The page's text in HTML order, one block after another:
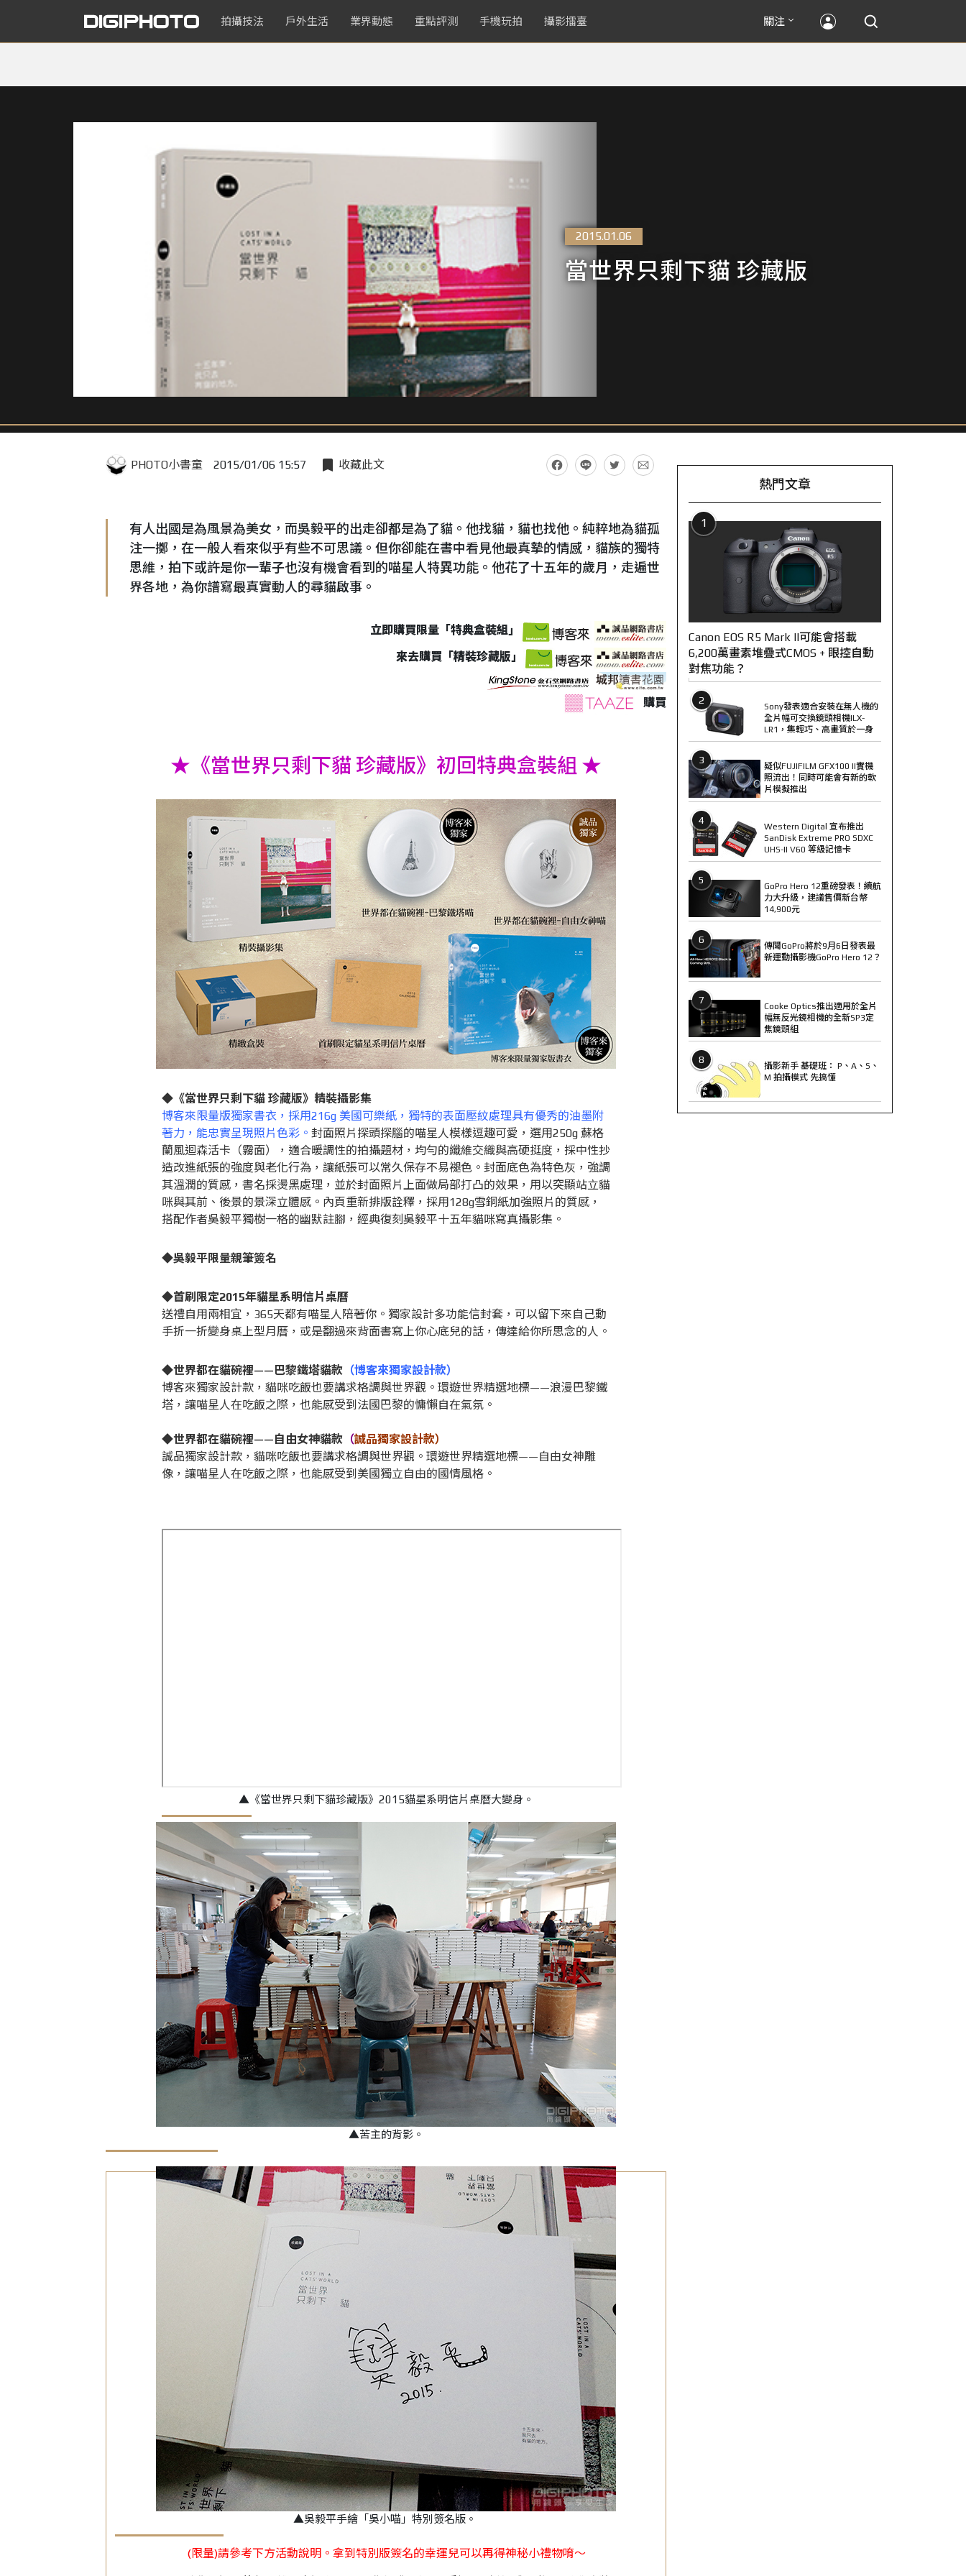
拍攝技法 戶外生活 業界動態 重點評測 手機玩拍 攝影擂臺 關注
2015.01.06
當世界只剩下貓 珍藏版
PHOTO小書童 2015/01/06 15:57 收藏此文
有人出國是為風景為美女，而吳毅平的出走卻都是為了貓。他找貓，貓也找他。純粹地為貓孤
注一擲，在一般人看來似乎有些不可思議。但你卻能在書中看見他最真摯的情感，貓族的獨特
思維，拍下或許是你一輩子也沒有機會看到的喵星人特異功能。他花了十五年的歲月，走遍世
界各地，為你譜寫最真實動人的尋貓啟事。
立即購買限量「特典盒裝組」
來去購買「精裝珍藏版」
購買
★《當世界只剩下貓 珍藏版》初回特典盒裝組 ★
◆《當世界只剩下貓 珍藏版》精裝攝影集
博客來限量版獨家書衣，採用216g 美國可樂紙，獨特的表面壓紋處理具有優秀的油墨附
著力，能忠實呈現照片色彩。 封面照片探頭探腦的喵星人模樣逗趣可愛，選用250g 蘇格
蘭風迴森活卡（霧面），適合暖調性的拍攝題材，均勻的纖維交織與高硬挺度，採中性抄
造改進紙張的強度與老化行為，讓紙張可以常久保存不易褪色。封面底色為特色灰，強調
其溫潤的質感，書名採燙黑處理，並於封面照片上面做局部打凸的效果，用以突顯站立貓
咪與其前、後景的景深立體感。內頁重新排版詮釋，採用128g雪銅紙加強照片的質感，
搭配作者吳毅平獨樹一格的幽默註腳，經典復刻吳毅平十五年貓咪寫真攝影集。
◆吳毅平限量親筆簽名
◆首刷限定2015年貓星系明信片桌曆
送禮自用兩相宜，365天都有喵星人陪著你。獨家設計多功能信封套，可以留下來自己動
手折一折變身桌上型月曆，或是翻過來背面書寫上你心底兒的話，傳達給你所思念的人。
◆世界都在貓碗裡——巴黎鐵塔貓款（博客來獨家設計款）
博客來獨家設計款，貓咪吃飯也要講求格調與世界觀。環遊世界精選地標——浪漫巴黎鐵
塔，讓喵星人在吃飯之際，也能感受到法國巴黎的慵懶自在氣氛。
◆世界都在貓碗裡——自由女神貓款（誠品獨家設計款）
誠品獨家設計款，貓咪吃飯也要講求格調與世界觀。環遊世界精選地標——自由女神雕
像，讓喵星人在吃飯之際，也能感受到美國獨立自由的國情風格。
▲《當世界只剩下貓珍藏版》2015貓星系明信片桌曆大變身。
▲苦主的背影。
▲吳毅平手繪「吳小喵」特別簽名版。
(限量)請參考下方活動說明。拿到特別版簽名的幸運兒可以再得神秘小禮物唷～
熱門文章
1
Canon EOS R5 Mark II可能會搭載
6,200萬畫素堆疊式CMOS + 眼控自動
對焦功能？
2
Sony發表適合安裝在無人機的
全片幅可交換鏡頭相機ILX-
LR1，集輕巧、高畫質於一身
3
疑似FUJIFILM GFX100 II實機
照流出！同時可能會有新的軟
片模擬推出
4
Western Digital 宣布推出
SanDisk Extreme PRO SDXC
UHS-II V60 等級記憶卡
5
GoPro Hero 12重磅發表！續航
力大升級，建議售價新台幣
14,900元
6
傳聞GoPro將於9月6日發表最
新運動攝影機GoPro Hero 12？
7
Cooke Optics推出適用於全片
幅無反光鏡相機的全新SP3定
焦鏡頭組
8
攝影新手 基礎班： P、A、S、
M 拍攝模式 先搞懂